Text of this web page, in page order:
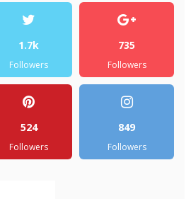
1.7k
Followers
735
Followers
524
Followers
849
Followers